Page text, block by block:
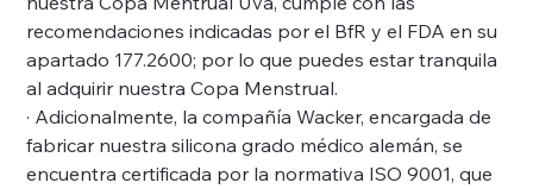
recomendaciones indicadas por el BfR y el FDA en su
apartado 177.2600; por lo que puedes estar tranquila
al adquirir nuestra Copa Menstrual.
· Adicionalmente, la compañía Wacker, encargada de
fabricar nuestra silicona grado médico alemán, se
encuentra certificada por la normativa ISO 9001, que